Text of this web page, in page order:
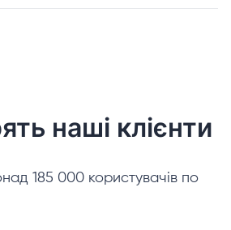
наші клієнти
185 000 користувачів по